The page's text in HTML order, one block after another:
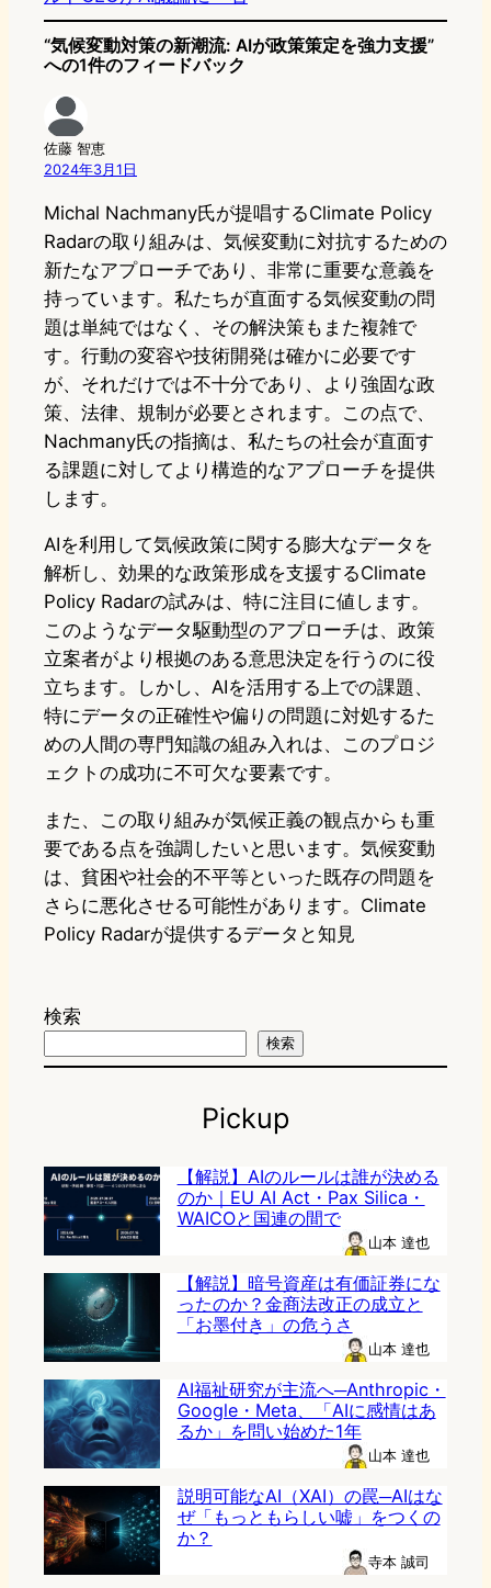
“気候変動対策の新潮流: AIが政策策定を強力支援”
への1件のフィードバック
佐藤 智恵
2024年3月1日
Michal Nachmany氏が提唱するClimate Policy
Radarの取り組みは、気候変動に対抗するための
新たなアプローチであり、非常に重要な意義を
持っています。私たちが直面する気候変動の問
題は単純ではなく、その解決策もまた複雑で
す。行動の変容や技術開発は確かに必要です
が、それだけでは不十分であり、より強固な政
策、法律、規制が必要とされます。この点で、
Nachmany氏の指摘は、私たちの社会が直面す
る課題に対してより構造的なアプローチを提供
します。
AIを利用して気候政策に関する膨大なデータを
解析し、効果的な政策形成を支援するClimate
Policy Radarの試みは、特に注目に値します。
このようなデータ駆動型のアプローチは、政策
立案者がより根拠のある意思決定を行うのに役
立ちます。しかし、AIを活用する上での課題、
特にデータの正確性や偏りの問題に対処するた
めの人間の専門知識の組み入れは、このプロジ
ェクトの成功に不可欠な要素です。
また、この取り組みが気候正義の観点からも重
要である点を強調したいと思います。気候変動
は、貧困や社会的不平等といった既存の問題を
さらに悪化させる可能性があります。Climate
Policy Radarが提供するデータと知見
検索
検索
Pickup
【解説】AIのルールは誰が決める
のか｜EU AI Act・Pax Silica・
WAICOと国連の間で
山本 達也
【解説】暗号資産は有価証券にな
ったのか？金商法改正の成立と
「お墨付き」の危うさ
山本 達也
AI福祉研究が主流へ─Anthropic・
Google・Meta、「AIに感情はあ
るか」を問い始めた1年
山本 達也
説明可能なAI（XAI）の罠─AIはな
ぜ「もっともらしい嘘」をつくの
か？
寺本 誠司